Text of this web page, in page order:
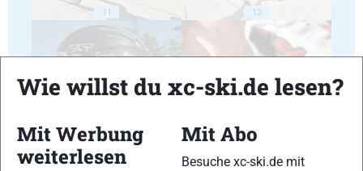
11 12
Wie willst du xc-ski.de lesen?
Mit Werbung
weiterlesen
Mit Abo
Besuche xc-ski.de mit